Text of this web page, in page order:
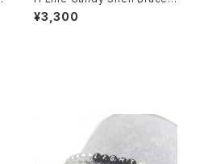
et
¥3,300